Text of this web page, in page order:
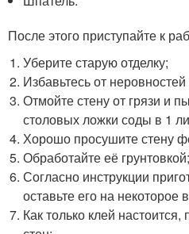
После этого приступайте к
Уберите старую отделку;
Избавьтесь от
Отмойте стену от грязи и
столовых ложки соды в 1
Хорошо просушите стену
Обработайте её грунтовкой;
Согласно инструкции
оставьте его на некоторое
Как только клей